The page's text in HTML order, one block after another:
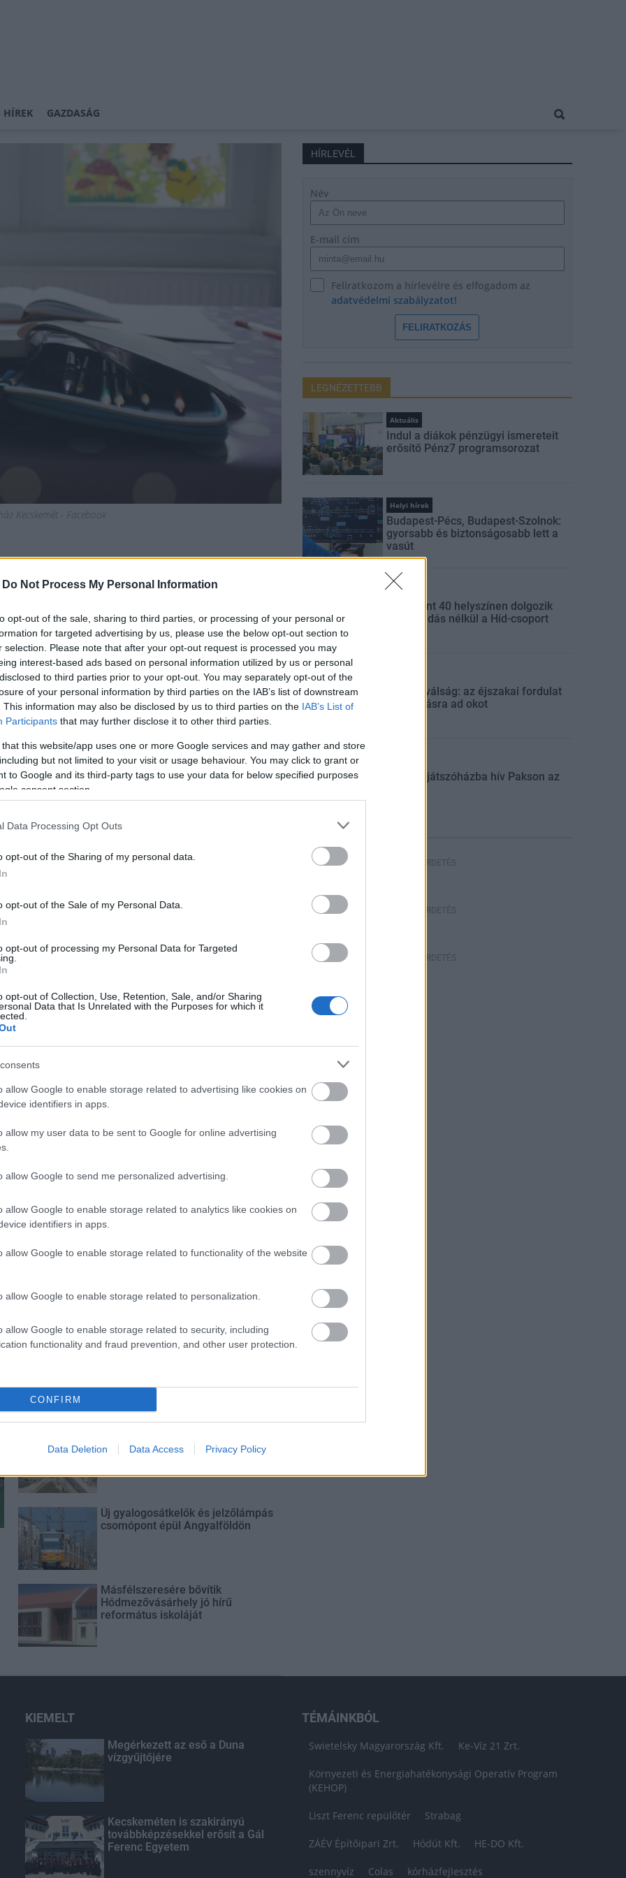
Do Not Process My Personal Information
opt-out of the sale, sharing to third parties, or processing of your personal or
for targeted advertising by us, please use the below opt-out section to
selection. Please note that after your opt-out request is processed you may
interest-based ads based on personal information utilized by us or personal
to third parties prior to your opt-out. You may separately opt-out of the
of your personal information by third parties on the IAB’s list of downstream
This information may also be disclosed by us to third parties on the IAB’s List of
Participants that may further disclose it to other third parties.
that this website/app uses one or more Google services and may gather and store
but not limited to your visit or usage behaviour. You may click to grant or
to Google and its third-party tags to use your data for below specified purposes
consent section.
Data Processing Opt Outs
opt-out of the Sharing of my personal data.
opt-out of the Sale of my Personal Data.
opt-out of processing my Personal Data for Targeted
opt-out of Collection, Use, Retention, Sale, and/or Sharing
Data that Is Unrelated with the Purposes for which it
allow Google to enable storage related to advertising like cookies on
identifiers in apps.
allow my user data to be sent to Google for online advertising
allow Google to send me personalized advertising.
allow Google to enable storage related to analytics like cookies on
identifiers in apps.
allow Google to enable storage related to functionality of the website
allow Google to enable storage related to personalization.
allow Google to enable storage related to security, including
functionality and fraud prevention, and other user protection.
CONFIRM
Data Deletion Data Access Privacy Policy
HÍREK GAZDASÁG
Kecskemét - Facebook
a tanodák költségvetési
rögzített 2,5 milliárd forintos állami
(Emmi) szociális ügyekért és
az MTI-vel.
tanoda kaphat 12-15 millió forintot. Hozzátették,
kell minősíttetnie magát, amely tanoda jellegű
felelős államtitkár decemberben jelentette
törvényben rögzített gyermekjóléti
költségvetési forrású pályázati
tanodai szolgáltatást nyújtottak az elmúlt egy
hozzá az államtitkár.
iskolát kiegészítve segítik a tanulásban a
munkát felnőtt korukban.
talán még
Aktuális
Az atomerőmű egyetlen
Duna vizét némileg felmelegíti
Angolkert
Bicske Kelet csomópont építése
Új gyalogosátkelők és jelzőlámpás
csomópont épül Angyalföldön
Másfélszeresére bővítik
Hódmezővásárhely jó hírű
református iskoláját
HÍRLEVÉL
Név
E-mail cím
Feliratkozom a hírlevélre és elfogadom az
adatvédelmi szabályzatot!
FELIRATKOZÁS
LEGNÉZETTEBB
Aktuális
Indul a diákok pénzügyi ismereteit
erősítő Pénz7 programsorozat
Helyi hírek
Budapest-Pécs, Budapest-Szolnok:
gyorsabb és biztonságosabb lett a
vasút
Gazdaság
Több mint 40 helyszínen dolgozik
fennakadás nélkül a Híd-csoport
Energiaválság: az éjszakai fordulat
bizakodásra ad okot
Húsvéti játszóházba hív Pakson az
HIRDETÉS
HIRDETÉS
HIRDETÉS
KIEMELT
Megérkezett az eső a Duna
vízgyűjtőjére
Kecskeméten is szakirányú
továbbképzésekkel erősít a Gál
Ferenc Egyetem
TÉMÁINKBÓL
Swietelsky Magyarország Kft. Ke-Víz 21 Zrt.
Környezeti és Energiahatékonysági Operatív Program
(KEHOP)
Liszt Ferenc repülőtér Strabag
ZÁÉV Építőipari Zrt. Hódút Kft. HE-DO Kft.
szennyvíz Colas kórházfejlesztés